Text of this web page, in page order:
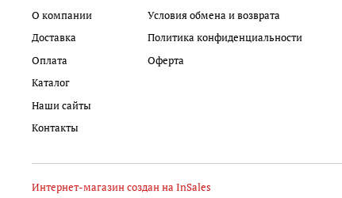
О компании
Доставка
Оплата
Каталог
Наши сайты
Контакты
Условия обмена и возврата
Политика конфиденциальности
Оферта
Интернет-магазин создан на InSales